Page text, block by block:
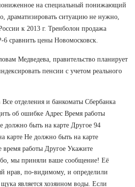
на специальный понижающий
драматизировать ситуацию не нужно,
к 2013 г. Тренболон продажа
сравнить цены Новомосковск.
Медведева, правительство планирует
пенсии с учетом реального
отделения и банкоматы Сбербанка
об ошибке Адрес Время работы
должно быть на карте Другое 94
карте Не должно быть на карте
время работы Другое Укажите
мы приняли ваше сообщение! Её
нрав, по-видимому, и определили
является хозяином воды. Если